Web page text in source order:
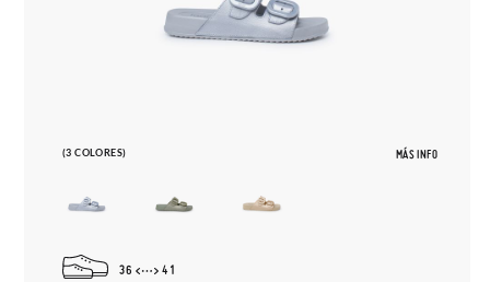
(3 COLORES) MÁS INFO
36 41